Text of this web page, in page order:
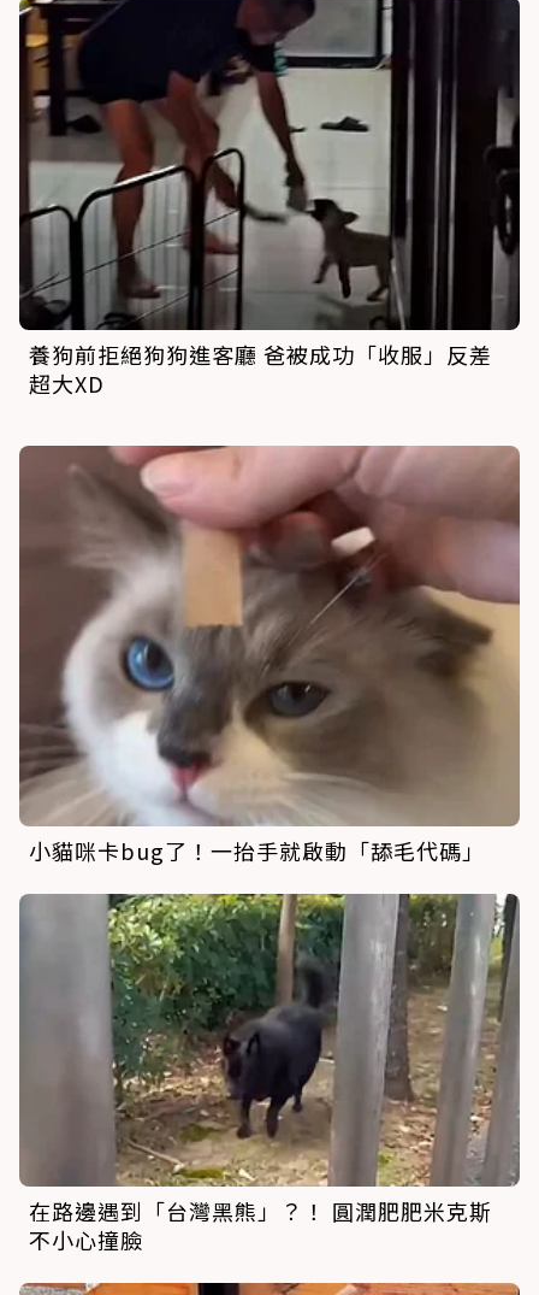
養狗前拒絕狗狗進客廳 爸被成功「收服」反差
超大XD
小貓咪卡bug了！一抬手就啟動「舔毛代碼」
在路邊遇到「台灣黑熊」？！ 圓潤肥肥米克斯
不小心撞臉